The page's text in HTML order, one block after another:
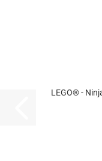
LEGO® -